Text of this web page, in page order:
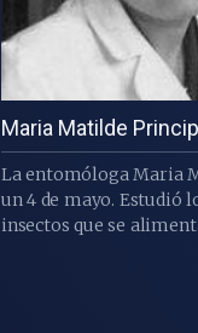
Maria Matilde
La entomóloga Maria
un 4 de mayo. Estudió
insectos que se